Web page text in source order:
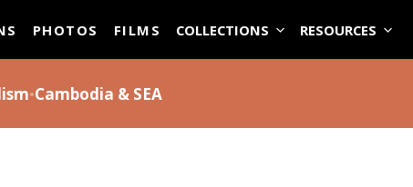
PHOTOS FILMS COLLECTIONS RESOURCES
•Cambodia & SEA